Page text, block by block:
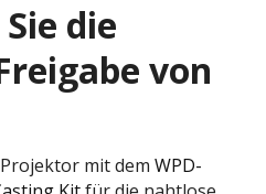
die
von
mit dem WPD-